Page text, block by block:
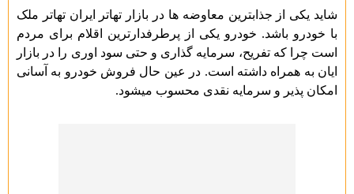
شاید یکی از جذابترین معاوضه ها در بازار تهاتر ایران تهاتر ملک
با خودرو باشد. خودرو یکی از پرطرفدارترین اقلام برای مردم
است چرا که تفریح، سرمایه گذاری و حتی سود اوری را در بازار
ایان به همراه داشته است. در عین حال فروش خودرو به آسانی
امکان پذیر و سرمایه نقدی محسوب میشود.